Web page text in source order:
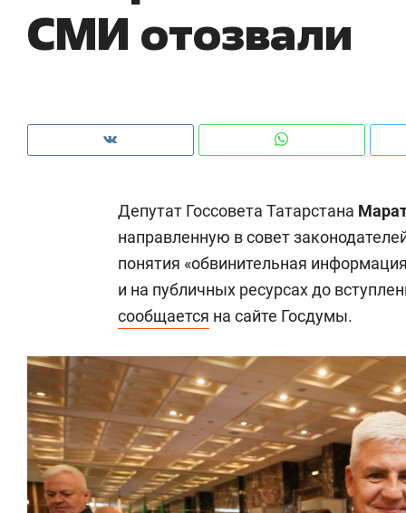
СМИ отозвали
Депутат Госсовета Татарстана
направленную в совет
понятия «обвинительная
и на публичных ресурсах до
сообщается на сайте Госдумы.
чем интересен Оман?
Рекомендуем
Как ГК «МИР ГРУПП» и ВТБ
создают оазис жилого
комфорта под Казанью
Рекомендуем
150 камер
ID вместо